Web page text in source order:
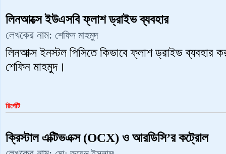
লিনআক্সে ইউএসবি ফ্লাশ ড্রাইভ ব্যবহার
লেখকের নাম: শেফিন মাহমুদ
লিনআক্স ইনস্টল পিসিতে কিভাবে ফ্লাশ ড্রাইভ ব্যবহার
শেফিন মাহমুদ।
রির্পোট
ক্রিস্টাল এক্টিভএক্স (OCX) ও আরডিসি’র কট্রোল